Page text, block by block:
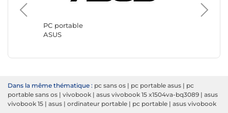
PC portable
ASUS
PC
Lenovo
Dans la même thématique : pc sans os | pc portable asus | pc
portable sans os | vivobook | asus vivobook 15 x1504va-bq3089 | asus
vivobook 15 | asus | ordinateur portable | pc portable | asus vivobook